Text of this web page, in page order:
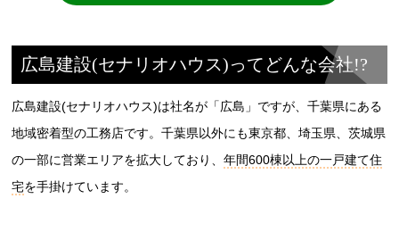
広島建設(セナリオハウス)ってどんな会社!?
広島建設(セナリオハウス)は社名が「広島」ですが、千葉県にある
地域密着型の工務店です。千葉県以外にも東京都、埼玉県、茨城県
の一部に営業エリアを拡大しており、年間600棟以上の一戸建て住
宅を手掛けています。